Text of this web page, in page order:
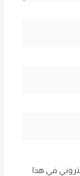
في هذا